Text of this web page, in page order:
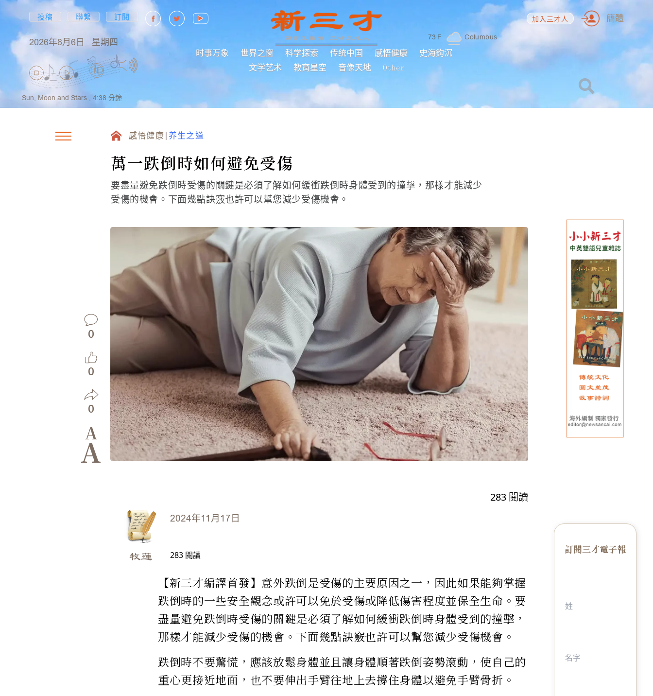
投稿 聯繫 訂閱
2026年8月6日 星期四 73 F Columbus
时事万象 世界之窗 科学探索 传统中国 感悟健康
史海鈎沉
文学艺术
教育星空 音像天地 Other
加入三才人 簡體
Sun, Moon and Stars , 4:38 分鐘
感悟健康 养生之道
萬一跌倒時如何避免受傷
要盡量避免跌倒時受傷的關鍵是必須了解如何緩衝跌倒時身體受到的撞擊，那樣才能減少
受傷的機會。下面幾點訣竅也許可以幫您減少受傷機會。
0
0
0
A
A
283 閱讀
2024年11月17日
牧蓮 283 閱讀
【新三才編譯首發】意外跌倒是受傷的主要原因之一，因此如果能夠掌握
跌倒時的一些安全觀念或許可以免於受傷或降低傷害程度並保全生命。要
盡量避免跌倒時受傷的關鍵是必須了解如何緩衝跌倒時身體受到的撞擊，
那樣才能減少受傷的機會。下面幾點訣竅也許可以幫您減少受傷機會。
跌倒時不要驚慌，應該放鬆身體並且讓身體順著跌倒姿勢滾動，使自己的
重心更接近地面，也不要伸出手臂往地上去撐住身體以避免手臂骨折。
訂閱三才電子報